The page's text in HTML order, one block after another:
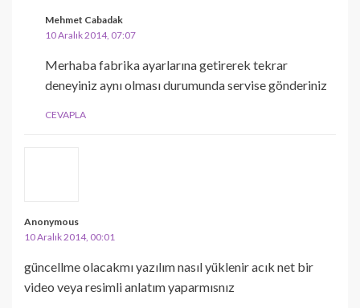
Mehmet Cabadak
10 Aralık 2014, 07:07
Merhaba fabrika ayarlarına getirerek tekrar
deneyiniz aynı olması durumunda servise gönderiniz
CEVAPLA
Anonymous
10 Aralık 2014, 00:01
güncellme olacakmı yazılım nasıl yüklenir acık net bir
video veya resimli anlatım yaparmısnız